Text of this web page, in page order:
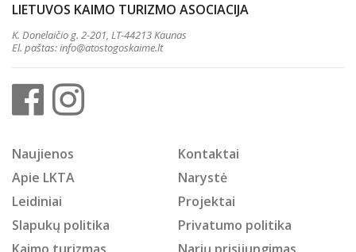
LIETUVOS KAIMO TURIZMO ASOCIACIJA
K. Donelaičio g. 2-201, LT-44213 Kaunas
El. paštas:info@atostogoskaime.lt
Naujienos
Kontaktai
Apie LKTA
Narystė
Leidiniai
Projektai
Slapukų politika
Privatumo politika